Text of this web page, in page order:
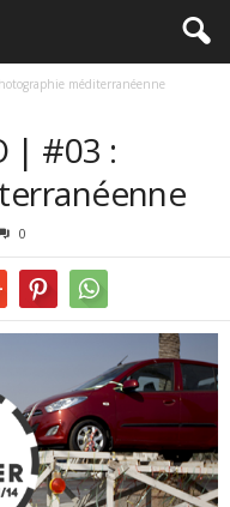
méditerranéenne
| #03 :
0